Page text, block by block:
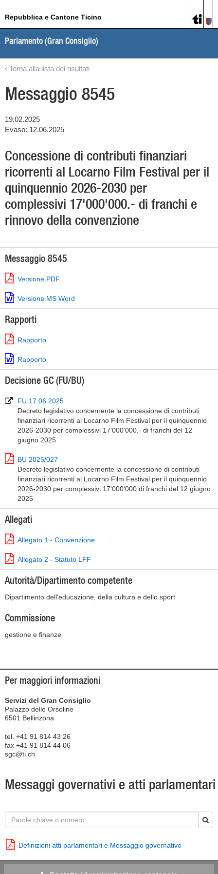
Repubblica e Cantone Ticino
Parlamento (Gran Consiglio)
Torna alla lista dei risultati
Messaggio 8545
19.02.2025
Evaso: 12.06.2025
Concessione di contributi finanziari
ricorrenti al Locarno Film Festival per il
quinquennio 2026-2030 per
complessivi 17'000'000.- di franchi e
rinnovo della convenzione
Messaggio 8545
Versione PDF
Versione MS Word
Rapporti
Rapporto
Rapporto
Decisione GC (FU/BU)
FU 17.06.2025
Decreto legislativo concernente la concessione di contributi
finanziari ricorrenti al Locarno Film Festival per il quinquennio
2026-2030 per complessivi 17'000'000.- di franchi del 12
giugno 2025
BU 2025/027
Decreto legislativo concernente la concessione di contributi
finanziari ricorrenti al Locarno Film Festival per il quinquennio
2026-2030 per complessivi 17'000'000 di franchi del 12 giugno
2025
Allegati
Allegato 1 - Convenzione
Allegato 2 - Statuto LFF
Autorità/Dipartimento competente
Dipartimento dell'educazione, della cultura e dello sport
Commissione
gestione e finanze
Per maggiori informazioni
Servizi del Gran Consiglio
Palazzo delle Orsoline
6501 Bellinzona
tel. +41 91 814 43 26
fax +41 91 814 44 06
sgc@ti.ch
Messaggi governativi e atti parlamentari
Definizioni atti parlamentari e Messaggio governativo